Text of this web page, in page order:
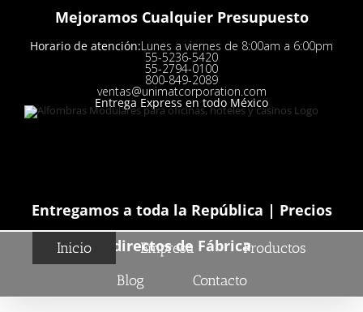
contenido
Mejoramos Cualquier Presupuesto
Horario de atención:Lunes a viernes de 8:00am a 6:00pm
55-5236-5420
55-2794-0100
800-849-2089
ventas@unimatcorporation.com
Entrega Express en todo México
Entregamos a toda la República | Precios
directos de Fábrica
Inicio Empresa
Productos
Blog
Contacto